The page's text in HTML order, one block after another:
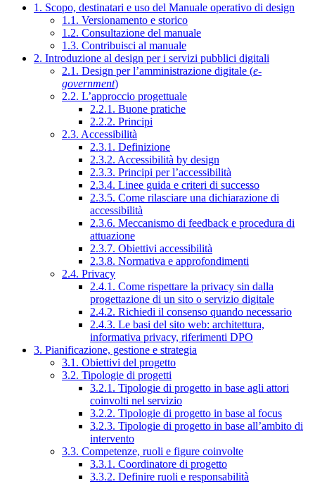
1. Scopo, destinatari e uso del Manuale operativo di design
1.1. Versionamento e storico
1.2. Consultazione del manuale
1.3. Contribuisci al manuale
2. Introduzione al design per i servizi pubblici digitali
2.1. Design per l’amministrazione digitale (e-
government)
2.2. L’approccio progettuale
2.2.1. Buone pratiche
2.2.2. Principi
2.3. Accessibilità
2.3.1. Definizione
2.3.2. Accessibilità by design
2.3.3. Principi per l’accessibilità
2.3.4. Linee guida e criteri di successo
2.3.5. Come rilasciare una dichiarazione di
accessibilità
2.3.6. Meccanismo di feedback e procedura di
attuazione
2.3.7. Obiettivi accessibilità
2.3.8. Normativa e approfondimenti
2.4. Privacy
2.4.1. Come rispettare la privacy sin dalla
progettazione di un sito o servizio digitale
2.4.2. Richiedi il consenso quando necessario
2.4.3. Le basi del sito web: architettura,
informativa privacy, riferimenti DPO
3. Pianificazione, gestione e strategia
3.1. Obiettivi del progetto
3.2. Tipologie di progetti
3.2.1. Tipologie di progetto in base agli attori
coinvolti nel servizio
3.2.2. Tipologie di progetto in base al focus
3.2.3. Tipologie di progetto in base all’ambito di
intervento
3.3. Competenze, ruoli e figure coinvolte
3.3.1. Coordinatore di progetto
3.3.2. Definire ruoli e responsabilità